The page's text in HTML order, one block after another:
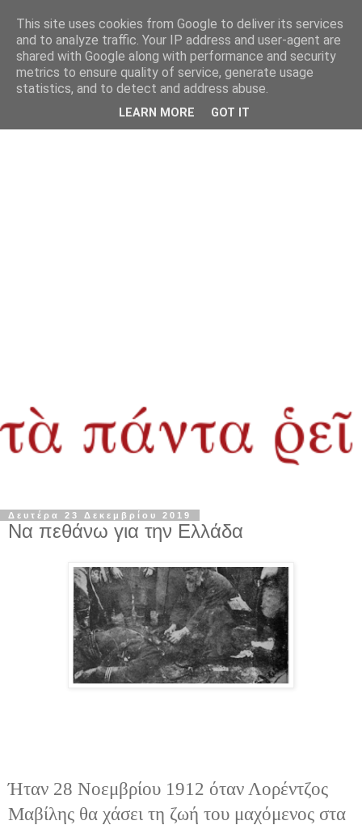
Δευτέρα 23 Δεκεμβρίου 2019
Να πεθάνω για την Ελλάδα
Ήταν 28 Νοεμβρίου 1912 όταν Λορέντζος
Μαβίλης θα χάσει τη ζωή του μαχόμενος στα
This site uses cookies from Google to deliver its services
and to analyze traffic. Your IP address and user-agent are
shared with Google along with performance and security
metrics to ensure quality of service, generate usage
statistics, and to detect and address abuse.
LEARN MORE GOT IT